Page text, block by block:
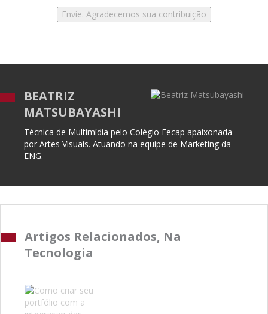
BEATRIZ
MATSUBAYASHI
Técnica de Multimídia pelo Colégio Fecap apaixonada
por Artes Visuais. Atuando na equipe de Marketing da
ENG.
Artigos Relacionados, Na
Tecnologia